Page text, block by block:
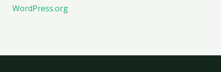
WordPress.org